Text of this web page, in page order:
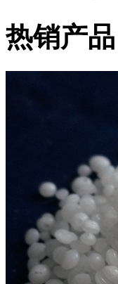
热销产品